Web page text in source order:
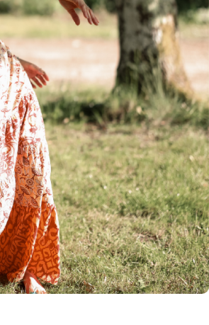
vibration et nature.